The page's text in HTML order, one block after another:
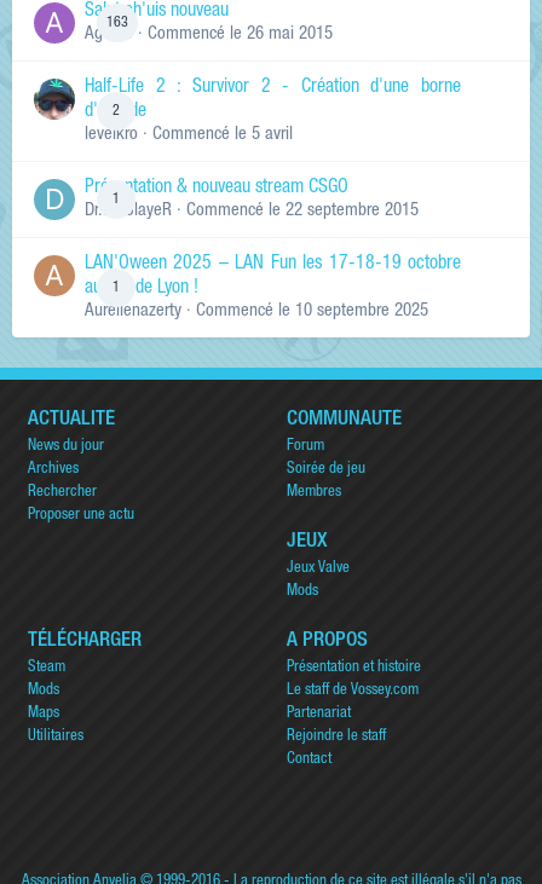
163
Salut ch'uis nouveau
Ag0Nie · Commencé le 26 mai 2015
2
Half-Life 2 : Survivor 2 - Création d'une borne
d'arcade
levelkro · Commencé le 5 avril
Présentation & nouveau stream CSGO
Dr.KinSlayeR · Commencé le 22 septembre 2015
LAN'Oween 2025 – LAN Fun les 17-18-19 octobre
au sud de Lyon !
Aurelienazerty · Commencé le 10 septembre 2025
ACTUALITÉ
News du jour
Archives
Rechercher
Proposer une actu
COMMUNAUTÉ
Forum
Soirée de jeu
Membres
JEUX
Jeux Valve
Mods
TÉLÉCHARGER
Steam
Mods
Maps
Utilitaires
A PROPOS
Présentation et histoire
Le staff de Vossey.com
Partenariat
Rejoindre le staff
Contact